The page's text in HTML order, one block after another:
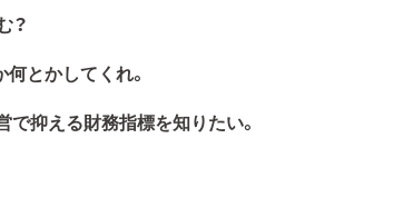
？
とかしてくれ。
抑える財務指標を知りたい。